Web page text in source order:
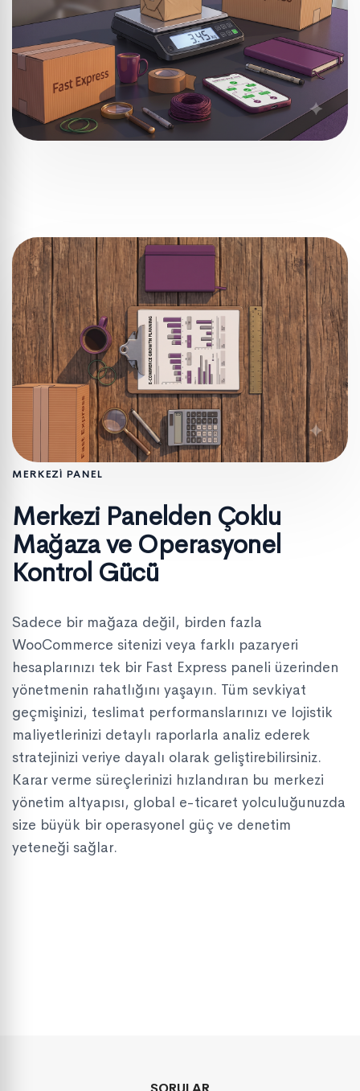
MERKEZİ PANEL
Merkezi Panelden Çoklu
Mağaza ve Operasyonel
Kontrol Gücü
Sadece bir mağaza değil, birden fazla
WooCommerce sitenizi veya farklı pazaryeri
hesaplarınızı tek bir Fast Express paneli üzerinden
yönetmenin rahatlığını yaşayın. Tüm sevkiyat
geçmişinizi, teslimat performanslarınızı ve lojistik
maliyetlerinizi detaylı raporlarla analiz ederek
stratejinizi veriye dayalı olarak geliştirebilirsiniz.
Karar verme süreçlerinizi hızlandıran bu merkezi
yönetim altyapısı, global e-ticaret yolculuğunuzda
size büyük bir operasyonel güç ve denetim
yeteneği sağlar.